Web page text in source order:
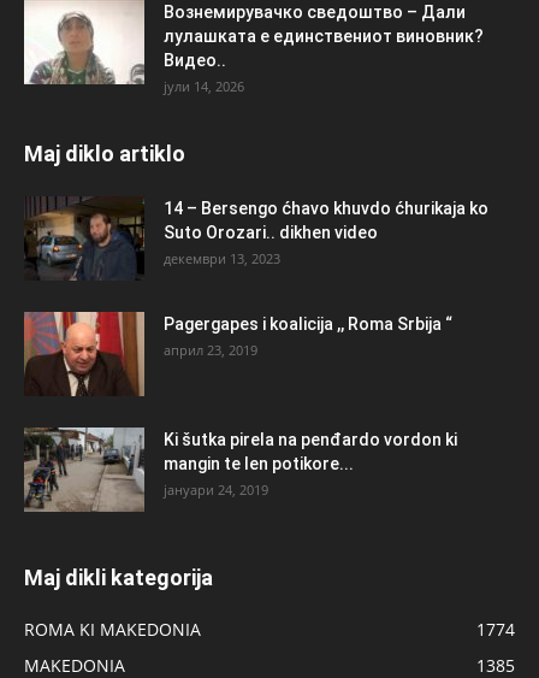
Вознемирувачко сведоштво – Дали
лулашката е единствениот виновник?
Видео..
јули 14, 2026
Maj diklo artiklo
14 – Bersengo ćhavo khuvdo ćhurikaja ko
Suto Orozari.. dikhen video
декември 13, 2023
Pagergapes i koalicija ,, Roma Srbija “
април 23, 2019
Ki šutka pirela na penđardo vordon ki
mangin te len potikore...
јануари 24, 2019
Maj dikli kategorija
ROMA KI MAKEDONIA
1774
MAKEDONIA
1385